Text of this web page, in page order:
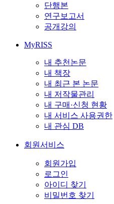
단행본
연구보고서
공개강의
MyRISS
내 추천논문
내 책장
내 최근 본 논문
내 저작물관리
내 구매·신청 현황
내 서비스 사용권한
내 관심 DB
회원서비스
회원가입
로그인
아이디 찾기
비밀번호 찾기